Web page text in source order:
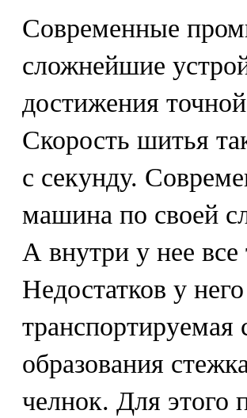
Современные
сложнейшие
достижения
Скорость шитья
с секунду.
машина по своей
А внутри у нее
Недостатков у
транспортируемая
образования
челнок. Для этого